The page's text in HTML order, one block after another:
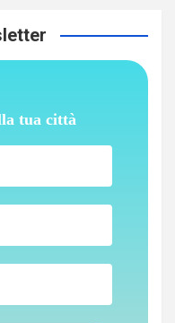
tua città